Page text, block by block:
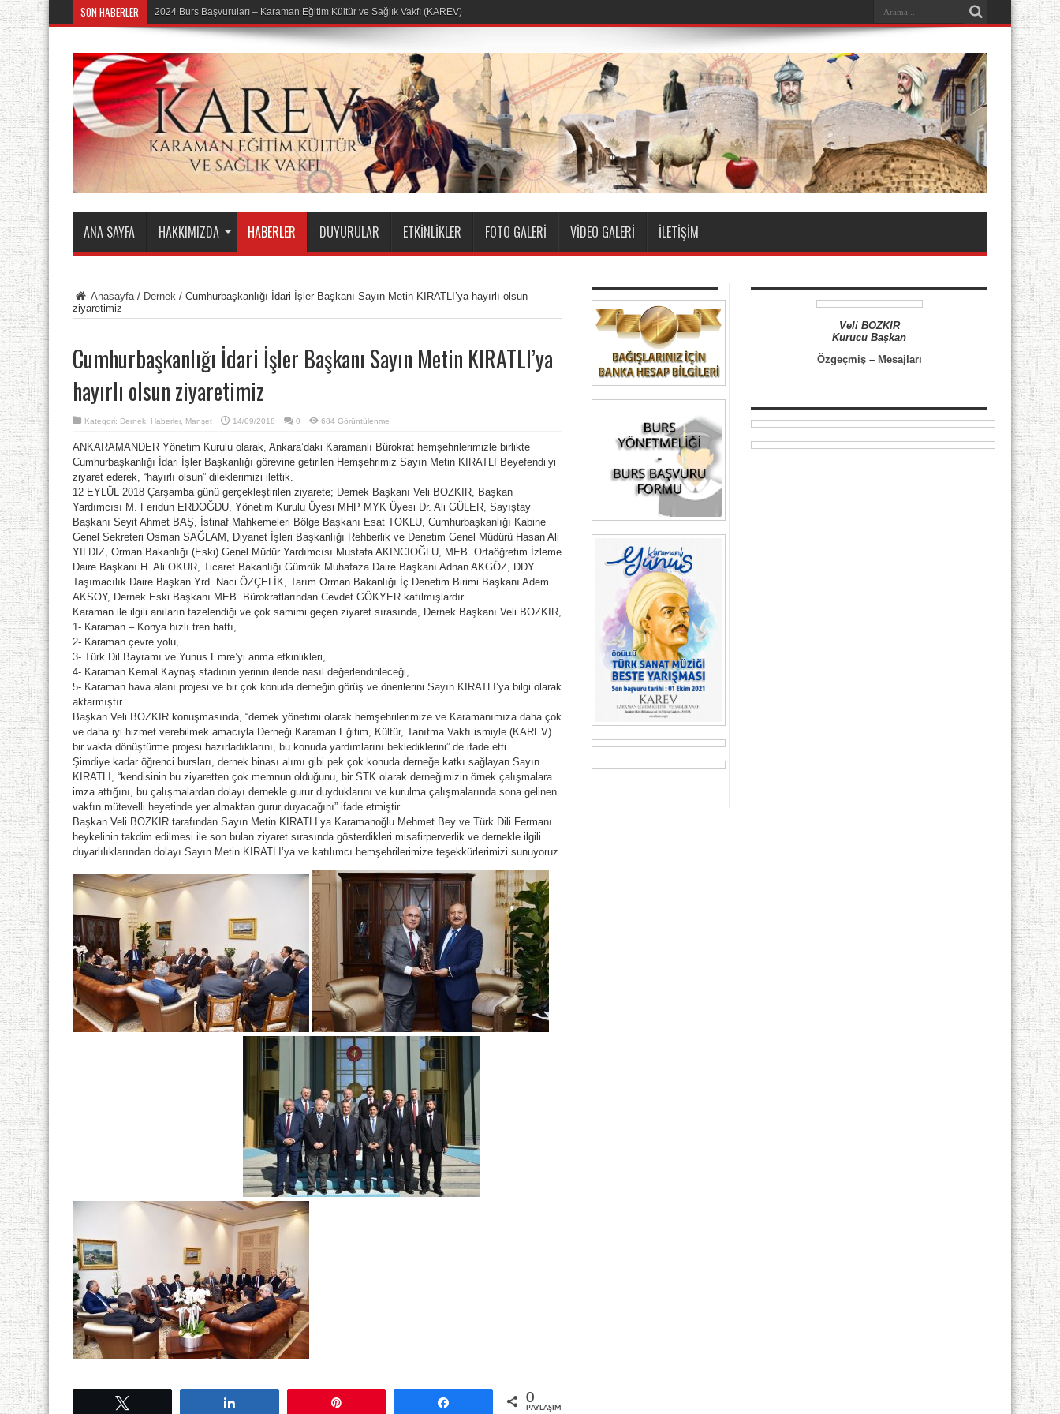
SON HABERLER 2024 Burs Başvuruları – Karaman Eğitim Kültür ve Sağlık Vakfı (KAREV)
ANA SAYFA HAKKIMIZDA HABERLER DUYURULAR ETKINLIKLER FOTO GALERI VIDEO GALERI İLETIŞIM
Anasayfa / Dernek / Cumhurbaşkanlığı İdari İşler Başkanı Sayın Metin KIRATLI’ya hayırlı olsun
ziyaretimiz
Cumhurbaşkanlığı İdari İşler Başkanı Sayın Metin KIRATLI’ya
hayırlı olsun ziyaretimiz
Kategori: Dernek Haberler, Manşet 14/09/2018 0 684 Görüntülenme
ANKARAMANDER Yönetim Kurulu olarak, Ankara’daki Karamanlı Bürokrat hemşehrilerimizle birlikte
Cumhurbaşkanlığı İdari İşler Başkanlığı görevine getirilen Hemşehrimiz Sayın Metin KIRATLI Beyefendi’yi
ziyaret ederek, “hayırlı olsun” dileklerimizi ilettik.
12 EYLÜL 2018 Çarşamba günü gerçekleştirilen ziyarete; Dernek Başkanı Veli BOZKIR, Başkan
Yardımcısı M. Feridun ERDOĞDU, Yönetim Kurulu Üyesi MHP MYK Üyesi Dr. Ali GÜLER, Sayıştay
Başkanı Seyit Ahmet BAŞ, İstinaf Mahkemeleri Bölge Başkanı Esat TOKLU, Cumhurbaşkanlığı Kabine
Genel Sekreteri Osman SAĞLAM, Diyanet İşleri Başkanlığı Rehberlik ve Denetim Genel Müdürü Hasan Ali
YILDIZ, Orman Bakanlığı (Eski) Genel Müdür Yardımcısı Mustafa AKINCIOĞLU, MEB. Ortaöğretim İzleme
Daire Başkanı H. Ali OKUR, Ticaret Bakanlığı Gümrük Muhafaza Daire Başkanı Adnan AKGÖZ, DDY.
Taşımacılık Daire Başkan Yrd. Naci ÖZÇELİK, Tarım Orman Bakanlığı İç Denetim Birimi Başkanı Adem
AKSOY, Dernek Eski Başkanı MEB. Bürokratlarından Cevdet GÖKYER katılmışlardır.
Karaman ile ilgili anıların tazelendiği ve çok samimi geçen ziyaret sırasında, Dernek Başkanı Veli BOZKIR,
1- Karaman – Konya hızlı tren hattı,
2- Karaman çevre yolu,
3- Türk Dil Bayramı ve Yunus Emre’yi anma etkinlikleri,
4- Karaman Kemal Kaynaş stadının yerinin ileride nasıl değerlendirileceği,
5- Karaman hava alanı projesi ve bir çok konuda derneğin görüş ve önerilerini Sayın KIRATLI’ya bilgi olarak
aktarmıştır.
Başkan Veli BOZKIR konuşmasında, “dernek yönetimi olarak hemşehrilerimize ve Karamanımıza daha çok
ve daha iyi hizmet verebilmek amacıyla Derneği Karaman Eğitim, Kültür, Tanıtma Vakfı ismiyle (KAREV)
bir vakfa dönüştürme projesi hazırladıklarını, bu konuda yardımlarını beklediklerini” de ifade etti.
Şimdiye kadar öğrenci bursları, dernek binası alımı gibi pek çok konuda derneğe katkı sağlayan Sayın
KIRATLI, “kendisinin bu ziyaretten çok memnun olduğunu, bir STK olarak derneğimizin örnek çalışmalara
imza attığını, bu çalışmalardan dolayı dernekle gurur duyduklarını ve kurulma çalışmalarında sona gelinen
vakfın mütevelli heyetinde yer almaktan gurur duyacağını” ifade etmiştir.
Başkan Veli BOZKIR tarafından Sayın Metin KIRATLI’ya Karamanoğlu Mehmet Bey ve Türk Dili Fermanı
heykelinin takdim edilmesi ile son bulan ziyaret sırasında gösterdikleri misafirperverlik ve dernekle ilgili
duyarlılıklarından dolayı Sayın Metin KIRATLI’ya ve katılımcı hemşehrilerimize teşekkürlerimizi sunuyoruz.
0
PAYLAŞIMLAR
Veli BOZKIR
Kurucu Başkan
Özgeçmiş– Mesajları